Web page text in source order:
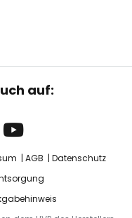
auf:
AGB
Datenschutz